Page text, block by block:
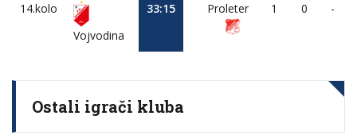
14.kolo
Vojvodina
33:15 Proleter 1 0 -
Ostali igrači kluba